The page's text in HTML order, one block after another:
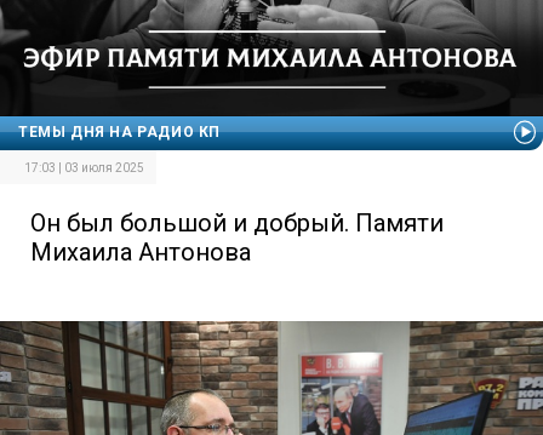
ТЕМЫ ДНЯ НА РАДИО КП
17:03 | 03 июля 2025
Он был большой и добрый. Памяти
Михаила Антонова